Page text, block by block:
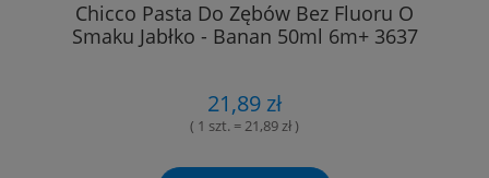
Chicco Pasta Do Zębów Bez Fluoru O
Smaku Jabłko - Banan 50ml 6m+ 3637
21,89 zł
( 1 szt. = 21,89 zł )